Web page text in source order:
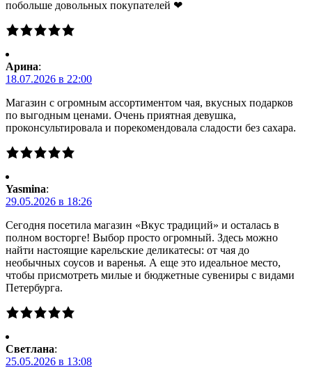
побольше довольных покупателей ❤
Арина:
18.07.2026 в 22:00
Магазин с огромным ассортиментом чая, вкусных подарков
по выгодным ценами. Очень приятная девушка,
проконсультировала и порекомендовала сладости без сахара.
Yasmina:
29.05.2026 в 18:26
Сегодня посетила магазин «Вкус традиций» и осталась в
полном восторге! Выбор просто огромный. Здесь можно
найти настоящие карельские деликатесы: от чая до
необычных соусов и варенья. А еще это идеальное место,
чтобы присмотреть милые и бюджетные сувениры с видами
Петербурга.
Светлана:
25.05.2026 в 13:08